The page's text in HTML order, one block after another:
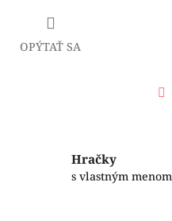
OPÝTAŤ SA
Hračky
s vlastným menom